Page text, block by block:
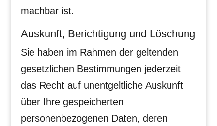
machbar ist.
Auskunft, Berichtigung und Löschung
Sie haben im Rahmen der geltenden
gesetzlichen Bestimmungen jederzeit
das Recht auf unentgeltliche Auskunft
über Ihre gespeicherten
personenbezogenen Daten, deren